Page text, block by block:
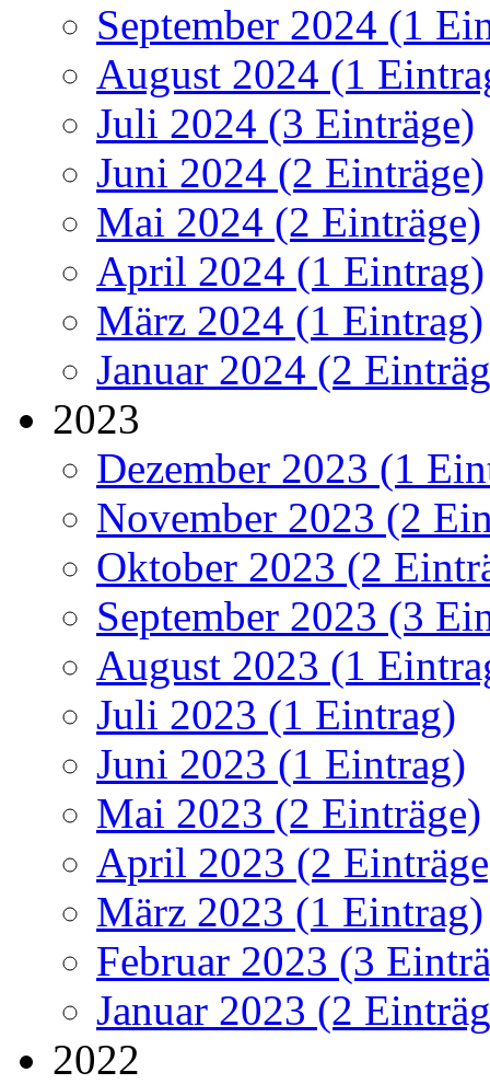
September 2024 (1
August 2024 (1
Juli 2024 (3 Einträge)
Juni 2024 (2 Einträge)
Mai 2024 (2 Einträge)
April 2024 (1 Eintrag)
März 2024 (1 Eintrag)
Januar 2024 (2
2023
Dezember 2023 (1
November 2023 (2
Oktober 2023 (2
September 2023 (3
August 2023 (1
Juli 2023 (1 Eintrag)
Juni 2023 (1 Eintrag)
Mai 2023 (2 Einträge)
April 2023 (2
März 2023 (1 Eintrag)
Februar 2023 (3
Januar 2023 (2
2022